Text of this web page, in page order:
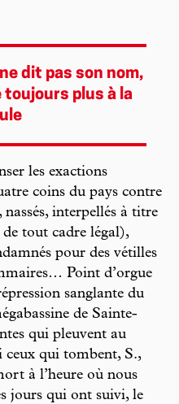
dit pas son nom,
toujours plus à la
les exactions
coins du pays contre
interpellés à titre
tout cadre légal),
pour des vétilles
Point d’orgue
sanglante du
de Sainte-
qui pleuvent au
qui tombent, S.,
à l’heure où nous
jours qui ont suivi, le